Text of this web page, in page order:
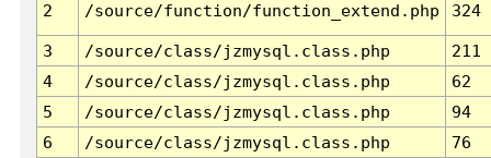
2 /source/function/function_extend.php 324
3 /source/class/jzmysql.class.php
211
4
/source/class/jzmysql.class.php
62
5
/source/class/jzmysql.class.php
94
6
/source/class/jzmysql.class.php 76